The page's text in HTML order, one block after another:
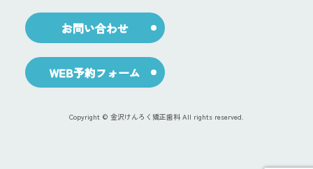
お問い合わせ
WEB予約フォーム
Copyright © 金沢けんろく矯正歯科 All rights reserved.